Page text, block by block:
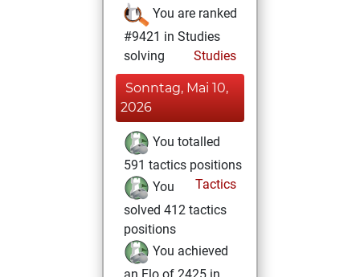
You are ranked
#9421 in Studies
solving
Studies
Sonntag, Mai 10,
2026
You totalled
591 tactics positions
Tactics
You
solved 412 tactics
positions
You achieved